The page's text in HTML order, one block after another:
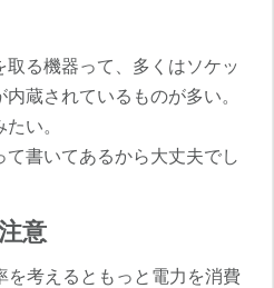
る機器って、多くはソケッ
蔵されているものが多い。
い。
て書いてあるから大丈夫でし
意
を考えるともっと電力を消費